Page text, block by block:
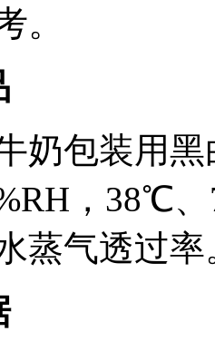
。
奶包装用
，38℃
蒸气透过率